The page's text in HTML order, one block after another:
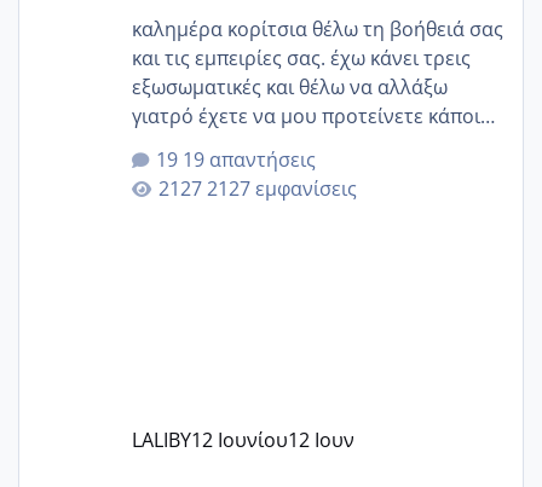
καλημέρα κορίτσια θέλω τη βοήθειά σας
και τις εμπειρίες σας. έχω κάνει τρεις
εξωσωματικές και θέλω να αλλάξω
γιατρό έχετε να μου προτείνετε κάποιον
που μείνατε ευχαριστημένες και είχατε
επιιτυχία? έκανα στο υγεία με τον
ζερβομανωλάκη (δεν το εψαξε καθόλου
19 απαντήσεις
2127 εμφανίσεις
LALIBY12 Ιουνίου12 Ιουν